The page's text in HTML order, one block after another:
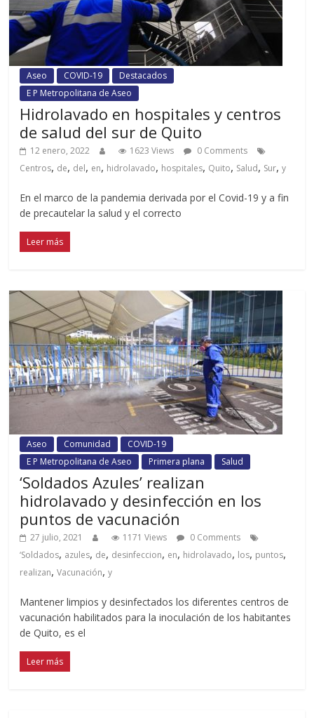
Aseo COVID-19
Destacados
E P Metropolitana de Aseo
Hidrolavado en hospitales y centros
de salud del sur de Quito
12 enero, 2022 1623 Views
0 Comments
Centros, de, del, en, hidrolavado, hospitales, Quito, Salud, Sur,y
En el marco de la pandemia derivada por el Covid-19 y a fin
de precautelar la salud y el correcto
Leer más
Aseo Comunidad
COVID-19
E P Metropolitana de Aseo
Primera plana Salud
‘Soldados Azules’ realizan
hidrolavado y desinfección en los
puntos de vacunación
27 julio, 2021 1171 Views
0 Comments
‘Soldados, azules, de, desinfeccion, en, hidrolavado, los, puntos,
realizan,Vacunación,y
Mantener limpios y desinfectados los diferentes centros de
vacunación habilitados para la inoculación de los habitantes
de Quito, es el
Leer más